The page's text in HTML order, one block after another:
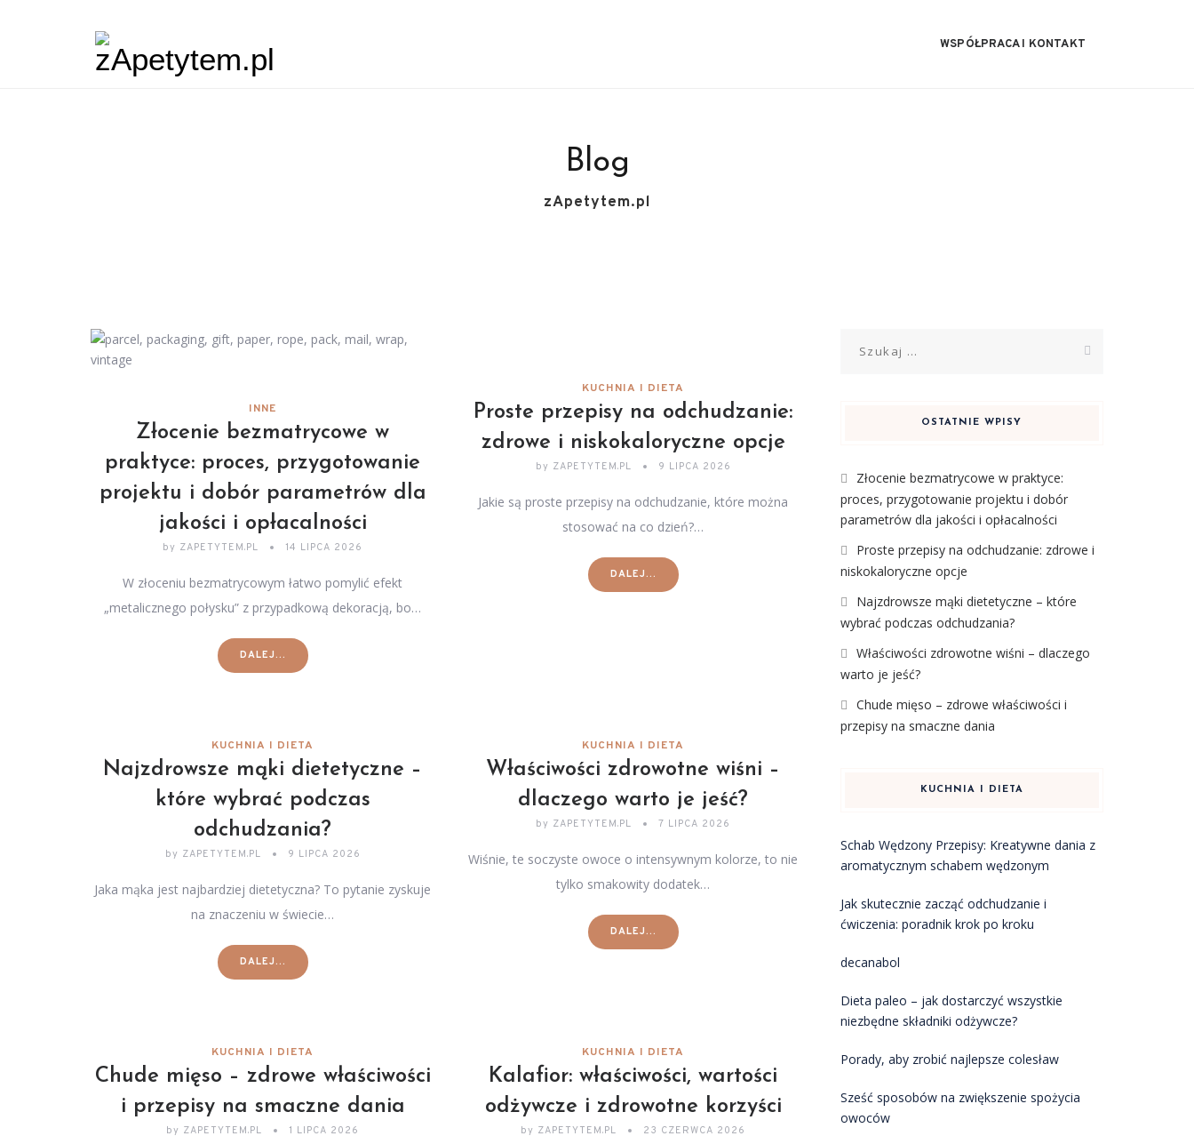
WSPÓŁPRACA I KONTAKT
Blog
zApetytem.pl
INNE
Złocenie bezmatrycowe w
praktyce: proces, przygotowanie
projektu i dobór parametrów dla
jakości i opłacalności
by ZAPETYTEM.PL 14 LIPCA 2026
W złoceniu bezmatrycowym łatwo pomylić efekt
„metalicznego połysku” z przypadkową dekoracją, bo…
DALEJ...
KUCHNIA I DIETA
Proste przepisy na odchudzanie:
zdrowe i niskokaloryczne opcje
by ZAPETYTEM.PL 9 LIPCA 2026
Jakie są proste przepisy na odchudzanie, które można
stosować na co dzień?…
DALEJ...
KUCHNIA I DIETA
Najzdrowsze mąki dietetyczne –
które wybrać podczas
odchudzania?
by ZAPETYTEM.PL 9 LIPCA 2026
Jaka mąka jest najbardziej dietetyczna? To pytanie zyskuje
na znaczeniu w świecie…
DALEJ...
KUCHNIA I DIETA
Właściwości zdrowotne wiśni –
dlaczego warto je jeść?
by ZAPETYTEM.PL 7 LIPCA 2026
Wiśnie, te soczyste owoce o intensywnym kolorze, to nie
tylko smakowity dodatek…
DALEJ...
KUCHNIA I DIETA
Chude mięso – zdrowe właściwości
i przepisy na smaczne dania
by ZAPETYTEM.PL 1 LIPCA 2026
KUCHNIA I DIETA
Kalafior: właściwości, wartości
odżywcze i zdrowotne korzyści
by ZAPETYTEM.PL 23 CZERWCA 2026
OSTATNIE WPISY
Złocenie bezmatrycowe w praktyce:
proces, przygotowanie projektu i dobór
parametrów dla jakości i opłacalności
Proste przepisy na odchudzanie: zdrowe i
niskokaloryczne opcje
Najzdrowsze mąki dietetyczne – które
wybrać podczas odchudzania?
Właściwości zdrowotne wiśni – dlaczego
warto je jeść?
Chude mięso – zdrowe właściwości i
przepisy na smaczne dania
KUCHNIA I DIETA
Schab Wędzony Przepisy: Kreatywne dania z
aromatycznym schabem wędzonym
Jak skutecznie zacząć odchudzanie i
ćwiczenia: poradnik krok po kroku
decanabol
Dieta paleo – jak dostarczyć wszystkie
niezbędne składniki odżywcze?
Porady, aby zrobić najlepsze colesław
Sześć sposobów na zwiększenie spożycia
owoców